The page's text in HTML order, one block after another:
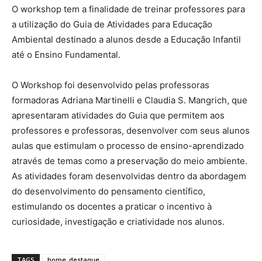
O workshop tem a finalidade de treinar professores para
a utilização do Guia de Atividades para Educação
Ambiental destinado a alunos desde a Educação Infantil
até o Ensino Fundamental.
O Workshop foi desenvolvido pelas professoras
formadoras Adriana Martinelli e Claudia S. Mangrich, que
apresentaram atividades do Guia que permitem aos
professores e professoras, desenvolver com seus alunos
aulas que estimulam o processo de ensino-aprendizado
através de temas como a preservação do meio ambiente.
As atividades foram desenvolvidas dentro da abordagem
do desenvolvimento do pensamento científico,
estimulando os docentes a praticar o incentivo à
curiosidade, investigação e criatividade nos alunos.